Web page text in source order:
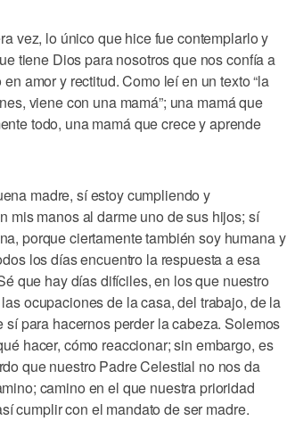
vez, lo único que hice fue contemplarlo y
tiene Dios para nosotros que nos confía a
amor y rectitud. Como leí en un texto “la
viene con una mamá”; una mamá que
todo, una mamá que crece y aprende
madre, sí estoy cumpliendo y
mis manos al darme uno de sus hijos; sí
porque ciertamente también soy humana y
los días encuentro la respuesta a esa
que hay días difíciles, en los que nuestro
ocupaciones de la casa, del trabajo, de la
para hacernos perder la cabeza. Solemos
hacer, cómo reaccionar; sin embargo, es
que nuestro Padre Celestial no nos da
camino en el que nuestra prioridad
cumplir con el mandato de ser madre.